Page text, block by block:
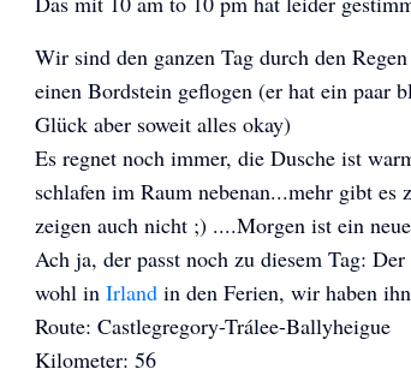
Wir sind den ganzen Tag durch den
einen Bordstein geflogen (er hat ein paar
Glück aber soweit alles okay)
Es regnet noch immer, die Dusche ist
schlafen im Raum nebenan...mehr gibt es
zeigen auch nicht ;) ....Morgen ist ein
Ach ja, der passt noch zu diesem Tag:
wohl in Irland in den Ferien, wir haben
Route: Castlegregory-Trálee-Ballyheigue
Kilometer: 56